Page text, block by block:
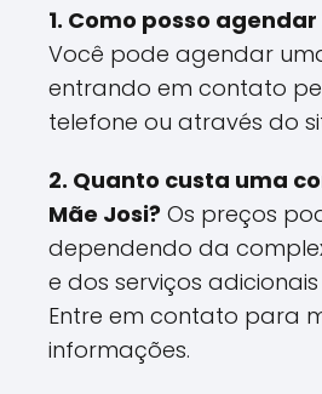
1. Como posso
Você pode agendar
entrando em contato
telefone ou através do
2. Quanto custa uma
Mãe Josi? Os preços
dependendo da
e dos serviços
Entre em contato para
informações.